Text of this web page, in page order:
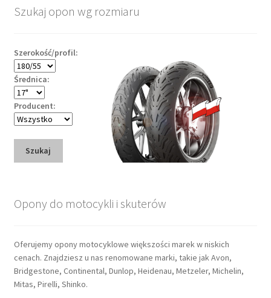
Szukaj opon wg rozmiaru
Szerokość/profil:
Średnica:
Producent:
Szukaj
Opony do motocykli i skuterów
Oferujemy opony motocyklowe większości marek w niskich
cenach. Znajdziesz u nas renomowane marki, takie jak Avon,
Bridgestone, Continental, Dunlop, Heidenau, Metzeler, Michelin,
Mitas, Pirelli, Shinko.